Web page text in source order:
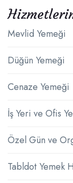
Mevlid Yemeği
Düğün Yemeği
Cenaze Yemeği
İş Yeri ve Ofis
Özel Gün ve
Tabldot Yemek